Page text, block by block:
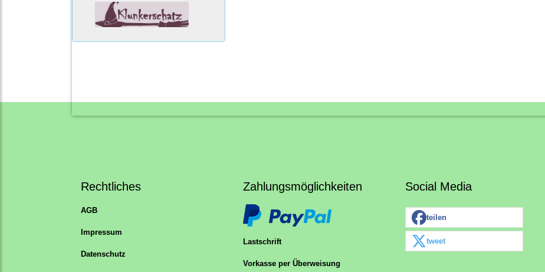
Rechtliches
AGB
Impressum
Datenschutz
Zahlungsmöglichkeiten
Lastschrift
Vorkasse per Überweisung
Social Media
teilen
tweet